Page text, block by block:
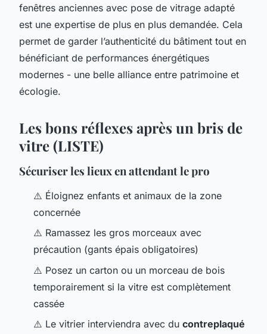
fenêtres anciennes avec pose de vitrage adapté
est une expertise de plus en plus demandée. Cela
permet de garder l’authenticité du bâtiment tout en
bénéficiant de performances énergétiques
modernes - une belle alliance entre patrimoine et
écologie.
Les bons réflexes après un bris de
vitre (LISTE)
Sécuriser les lieux en attendant le pro
⚠️ Éloignez enfants et animaux de la zone
concernée
⚠️ Ramassez les gros morceaux avec
précaution (gants épais obligatoires)
⚠️ Posez un carton ou un morceau de bois
temporairement si la vitre est complètement
cassée
⚠️ Le vitrier interviendra avec du contreplaqué